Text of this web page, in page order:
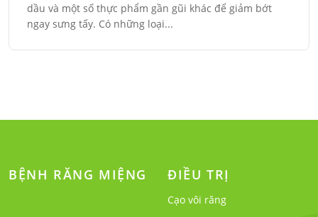
dầu và một số thực phẩm gần gũi khác để giảm bớt
ngay sưng tấy. Có những loại...
BỆNH RĂNG MIỆNG ĐIỀU TRỊ
Cạo vôi răng